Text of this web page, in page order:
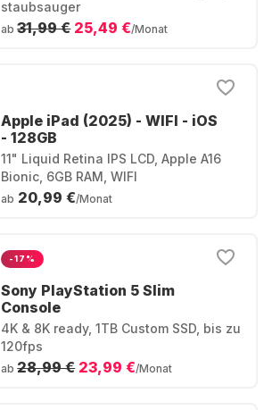
staubsauger
ab 31,99 € 25,49 €/Monat
Apple iPad (2025) - WIFI - iOS
- 128GB
11" Liquid Retina IPS LCD, Apple A16
Bionic, 6GB RAM, WIFI
ab 20,99 €/Monat
-17%
Sony PlayStation 5 Slim
Console
4K & 8K ready, 1TB Custom SSD, bis zu
120fps
ab 28,99 € 23,99 €/Monat